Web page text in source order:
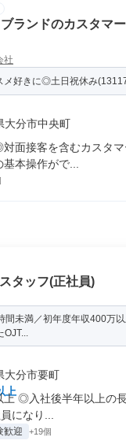
ランドのカスタマ
社
メ好きに◎土日祝休み
大分市中央町
面接客を含むカスタ
本操作がで...
タッフ(正社員)
間未満／初年度年収400万
OJT...
大分市要町
上
◎入社後半年以上の
になり...
歓迎 +19個